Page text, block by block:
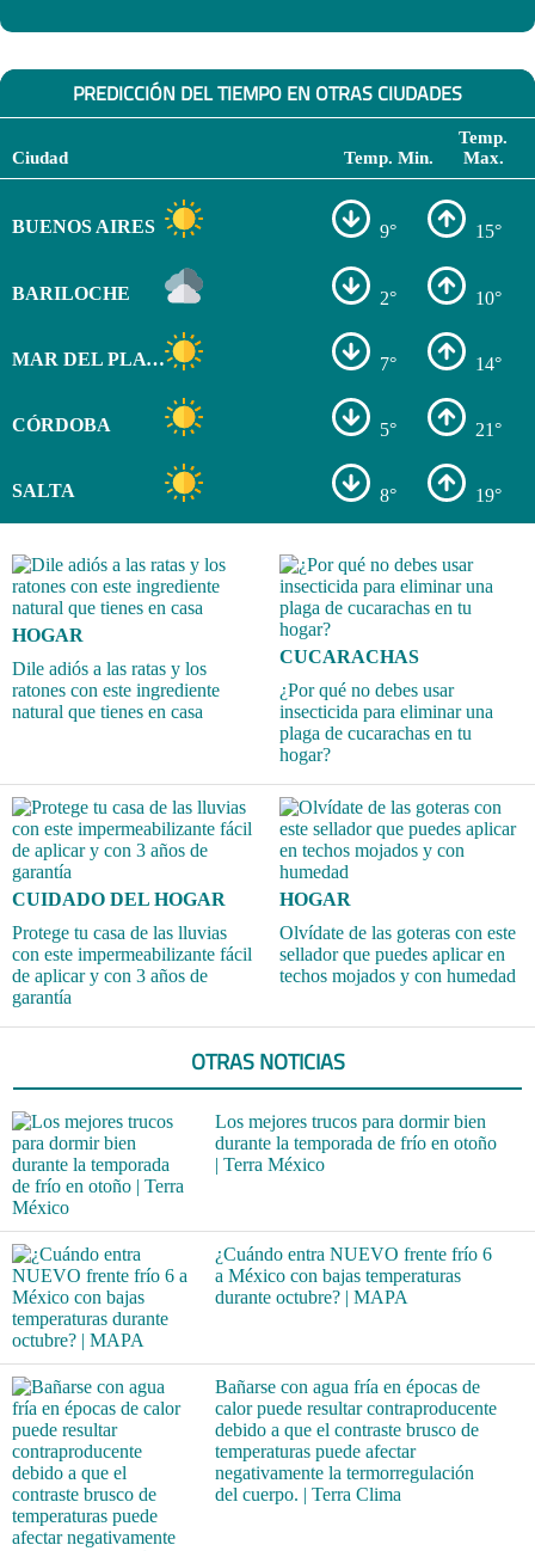
PREDICCIÓN DEL TIEMPO EN OTRAS CIUDADES
Ciudad Temp. Min.
Temp.
Max.
BUENOS AIRES 9° 15°
BARILOCHE 2° 10°
MAR DEL PLATA 7° 14°
CÓRDOBA 5° 21°
SALTA 8° 19°
HOGAR
Dile adiós a las ratas y los
ratones con este ingrediente
natural que tienes en casa
CUCARACHAS
¿Por qué no debes usar
insecticida para eliminar una
plaga de cucarachas en tu
hogar?
CUIDADO DEL HOGAR
Protege tu casa de las lluvias
con este impermeabilizante fácil
de aplicar y con 3 años de
garantía
HOGAR
Olvídate de las goteras con este
sellador que puedes aplicar en
techos mojados y con humedad
OTRAS NOTICIAS
Los mejores trucos para dormir bien
durante la temporada de frío en otoño
| Terra México
¿Cuándo entra NUEVO frente frío 6
a México con bajas temperaturas
durante octubre? | MAPA
Bañarse con agua fría en épocas de
calor puede resultar contraproducente
debido a que el contraste brusco de
temperaturas puede afectar
negativamente la termorregulación
del cuerpo. | Terra Clima